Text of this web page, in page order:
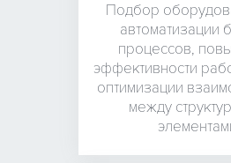
Подбор
автоматизации
процессов,
эффективности
оптимизации
между